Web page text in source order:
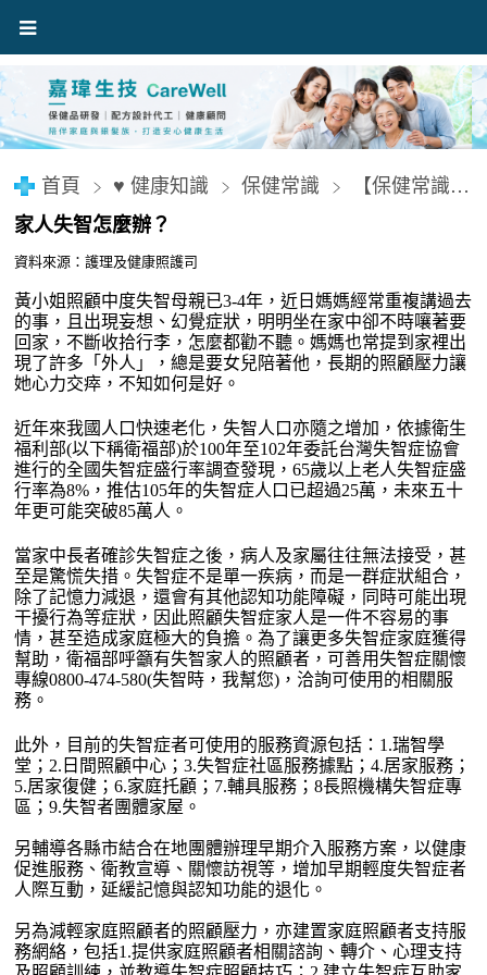
首頁 ♥ 健康知識 保健常識
【保健常識】家人失智怎麼辦？
家人失智怎麼辦？
資料來源： 護理及健康照護司
黃小姐照顧中度失智母親已3-4年，近日媽媽經常重複講過去
的事，且出現妄想、幻覺症狀，明明坐在家中卻不時嚷著要
回家，不斷收拾行李，怎麼都勸不聽。媽媽也常提到家裡出
現了許多「外人」，總是要女兒陪著他，長期的照顧壓力讓
她心力交瘁，不知如何是好。
近年來我國人口快速老化，失智人口亦隨之增加，依據衛生
福利部(以下稱衛福部)於100年至102年委託台灣失智症協會
進行的全國失智症盛行率調查發現，65歲以上老人失智症盛
行率為8%，推估105年的失智症人口已超過25萬，未來五十
年更可能突破85萬人。
當家中長者確診失智症之後，病人及家屬往往無法接受，甚
至是驚慌失措。失智症不是單一疾病，而是一群症狀組合，
除了記憶力減退，還會有其他認知功能障礙，同時可能出現
干擾行為等症狀，因此照顧失智症家人是一件不容易的事
情，甚至造成家庭極大的負擔。為了讓更多失智症家庭獲得
幫助，衛福部呼籲有失智家人的照顧者，可善用失智症關懷
專線0800-474-580(失智時，我幫您)，洽詢可使用的相關服
務。
此外，目前的失智症者可使用的服務資源包括：1.瑞智學
堂；2.日間照顧中心；3.失智症社區服務據點；4.居家服務；
5.居家復健；6.家庭托顧；7.輔具服務；8長照機構失智症專
區；9.失智者團體家屋。
另輔導各縣市結合在地團體辦理早期介入服務方案，以健康
促進服務、衛教宣導、關懷訪視等，增加早期輕度失智症者
人際互動，延緩記憶與認知功能的退化。
另為減輕家庭照顧者的照顧壓力，亦建置家庭照顧者支持服
務網絡，包括1.提供家庭照顧者相關諮詢、轉介、心理支持